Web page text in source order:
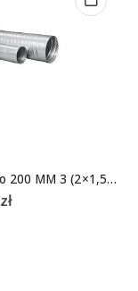
Rura spiro 200 MM 3 (2×1,5) M
zł